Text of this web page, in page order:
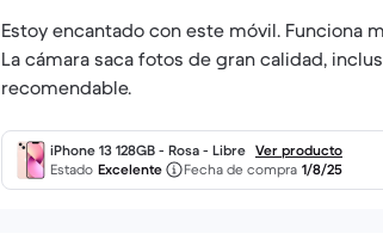
Estoy encantado con este móvil. Funciona
La cámara saca fotos de gran calidad,
recomendable.
iPhone 13 128GB - Rosa - Libre Ver producto
Estado Excelente Fecha de compra 1/8/25